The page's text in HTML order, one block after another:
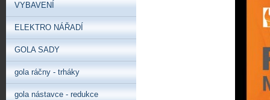
VYBAVENÍ
ELEKTRO NÁŘADÍ
GOLA SADY
gola ráčny - trháky
gola nástavce - redukce